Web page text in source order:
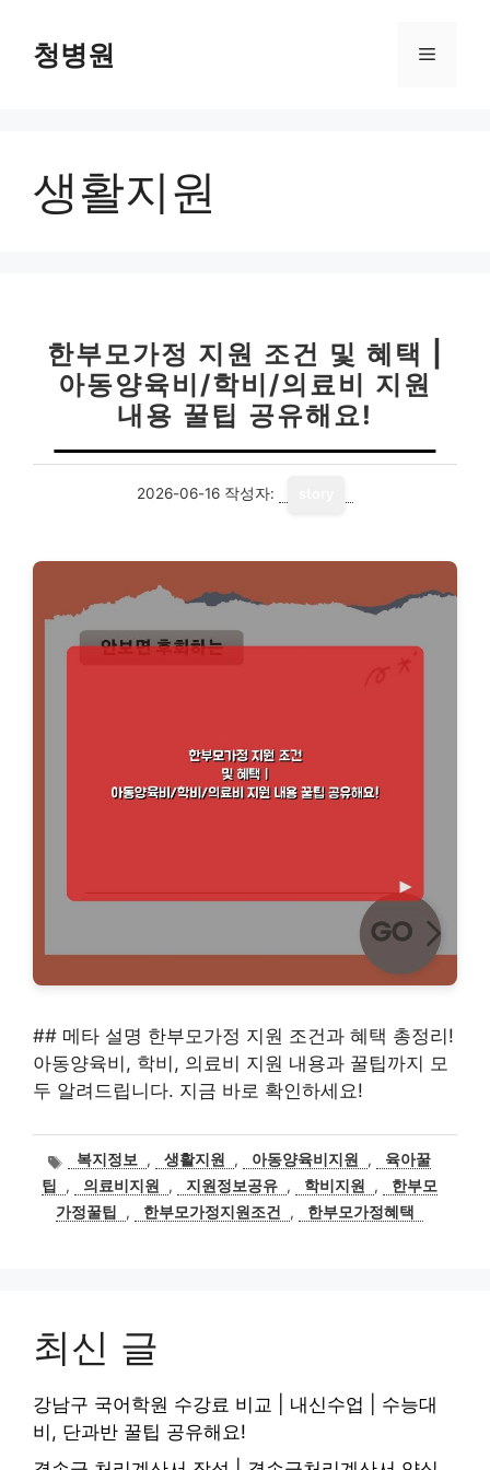
청병원 메
생활지원
한부모가정 지원 조건 및 혜택 |
아동양육비/학비/의료비 지원
내용 꿀팁 공유해요!
2026-06-16 작성자:
## 메타 설명 한부모가정 지원 조건과 혜택 총정리!
아동양육비, 학비, 의료비 지원 내용과 꿀팁까지 모
두 알려드립니다. 지금 바로 확인하세요!
태복지정보 , 생활지원 , 아동양육비지원 ,
육아꿀
팁
, 의료비지원 , 지원정보공유 , 학비지원 ,
한부모
가정꿀팁
, 한부모가정지원조건 , 한부모가정혜택
최신 글
강남구 국어학원 수강료 비교 | 내신수업 | 수능대
비, 단과반 꿀팁 공유해요!